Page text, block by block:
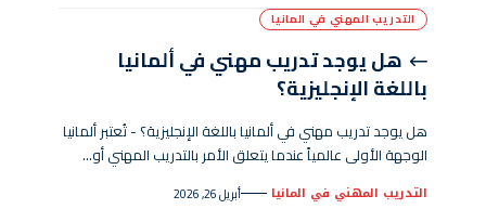
التدريب المهني في المانيا
هل يوجد تدريب مهني في ألمانيا
باللغة الإنجليزية؟
هل يوجد تدريب مهني في ألمانيا باللغة الإنجليزية؟ - تُعتبر ألمانيا
الوجهة الأولى عالمياً عندما يتعلق الأمر بالتدريب المهني أو…
التدريب المهني في المانيا أبريل 26, 2026